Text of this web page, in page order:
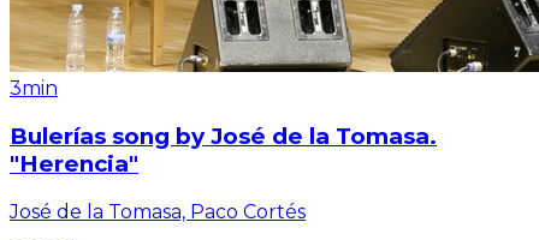
3min
Bulerías song by José de la Tomasa.
"Herencia"
José de la Tomasa, Paco Cortés